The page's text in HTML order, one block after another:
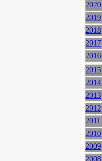
2020
2019
2018
2017
2016
2015
2014
2013
2012
2011
2010
2009
2008